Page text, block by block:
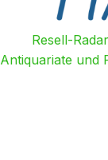
Resell-
Antiquariate und